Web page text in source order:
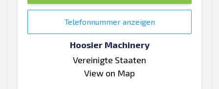
Telefonnummer anzeigen
Hoosier Machinery
Vereinigte Staaten
View on Map